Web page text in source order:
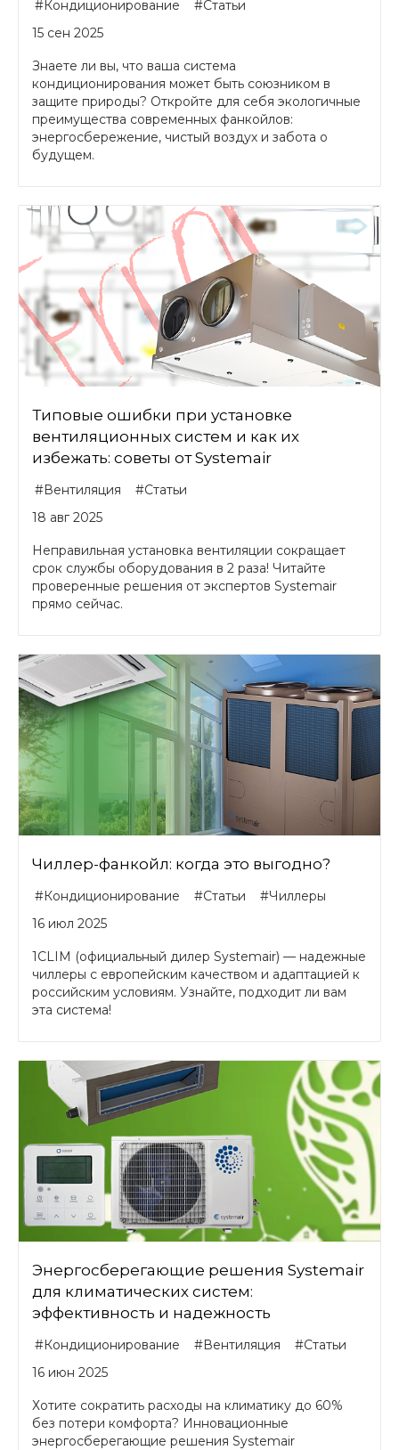
#Кондиционирование
#Статьи
15 сен 2025
Знаете ли вы, что ваша система
кондиционирования может быть союзником в
защите природы? Откройте для себя экологичные
преимущества современных фанкойлов:
энергосбережение, чистый воздух и забота о
будущем.
Типовые ошибки при установке
вентиляционных систем и как их
избежать: советы от Systemair
#Вентиляция
#Статьи
18 авг 2025
Неправильная установка вентиляции сокращает
срок службы оборудования в 2 раза! Читайте
проверенные решения от экспертов Systemair
прямо сейчас.
Чиллер-фанкойл: когда это выгодно?
#Кондиционирование #Статьи
#Чиллеры
16 июл 2025
1CLIM (официальный дилер Systemair) — надежные
чиллеры с европейским качеством и адаптацией к
российским условиям. Узнайте, подходит ли вам
эта система!
Энергосберегающие решения Systemair
для климатических систем:
эффективность и надежность
#Кондиционирование #Вентиляция
#Статьи
16 июн 2025
Хотите сократить расходы на климатику до 60%
без потери комфорта? Инновационные
энергосберегающие решения Systemair